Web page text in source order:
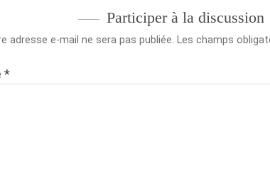
Participer à la discussion
adresse e-mail ne sera pas publiée. Les champs
*